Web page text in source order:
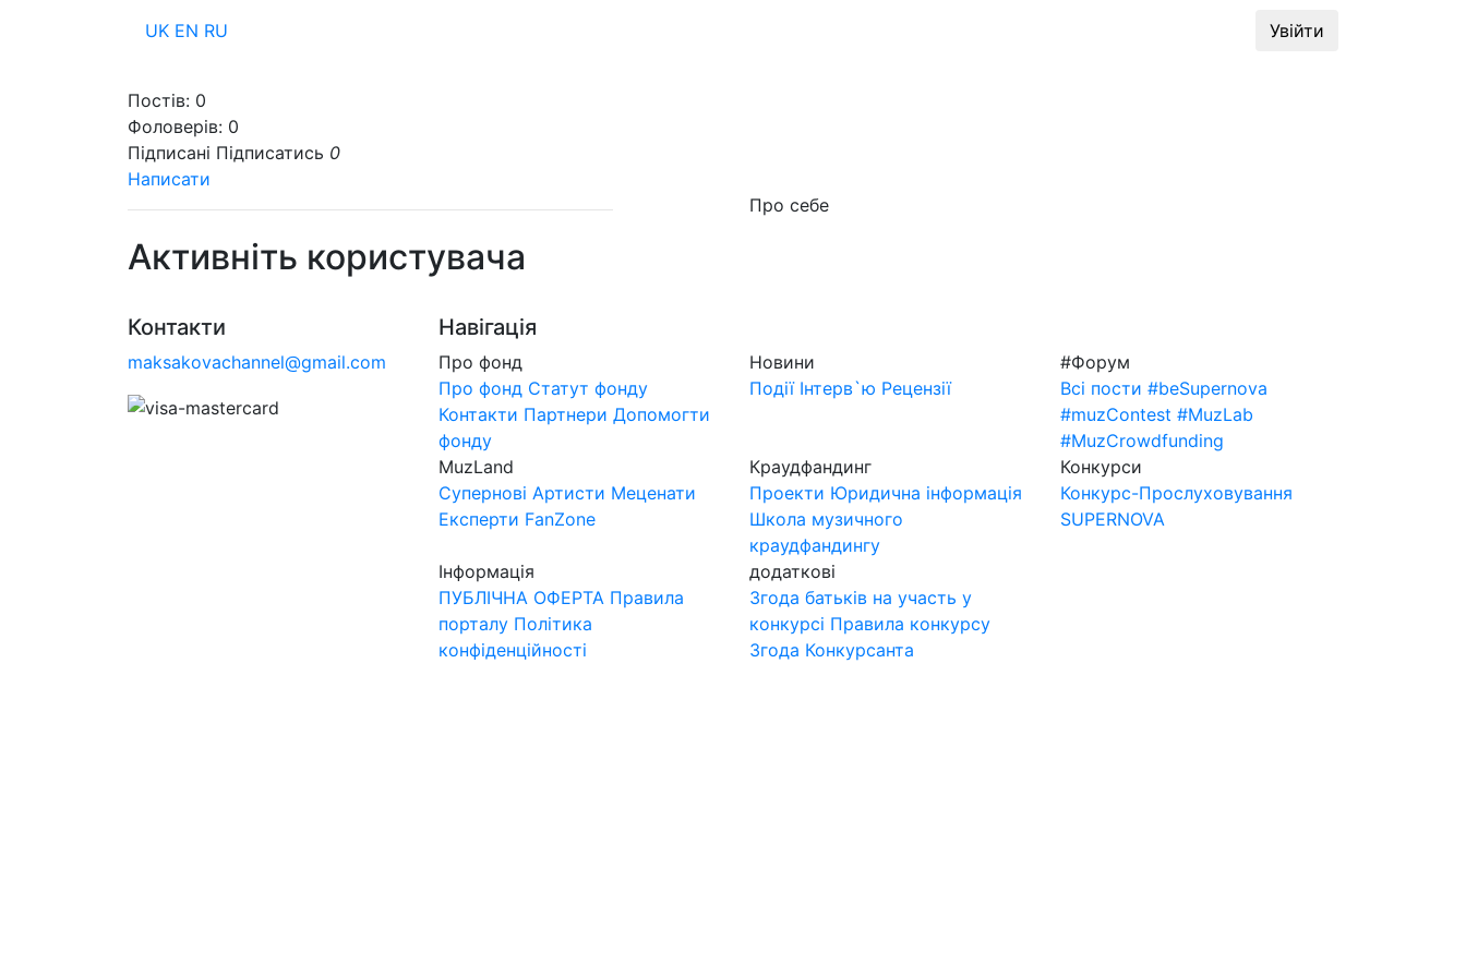
UK EN RU Увійти
Постів: 0
Фоловерів: 0
Підписані Підписатись 0
Написати
Про себе
Активніть користувача
Контакти
maksakovachannel@gmail.com
Навігація
Про фонд
Про фонд Статут фонду
Контакти Партнери Допомогти
фонду
Новини
Події Інтерв`ю Рецензії
#Форум
Всі пости #beSupernova
#muzContest #MuzLab
#MuzCrowdfunding
MuzLand
Супернові Артисти Меценати
Експерти FanZone
Краудфандинг
Проекти Юридична інформація
Школа музичного
краудфандингу
Конкурси
Конкурс-Прослуховування
SUPERNOVA
Інформація
ПУБЛІЧНА ОФЕРТА Правила
порталу Політика
конфіденційності
додаткові
Згода батьків на участь у
конкурсі Правила конкурсу
Згода Конкурсанта